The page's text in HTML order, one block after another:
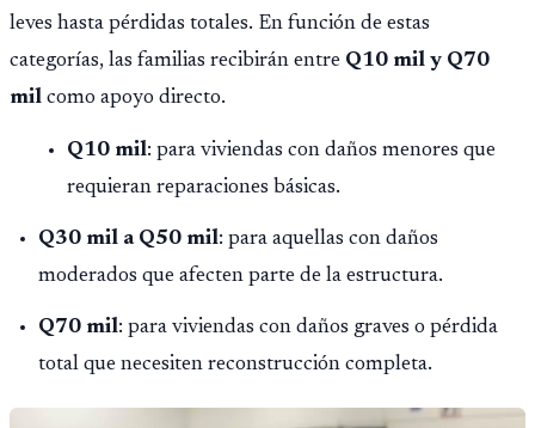
leves hasta pérdidas totales. En función de estas
categorías, las familias recibirán entre Q10 mil y Q70
mil como apoyo directo.
Q10 mil: para viviendas con daños menores que
requieran reparaciones básicas.
Q30 mil a Q50 mil: para aquellas con daños
moderados que afecten parte de la estructura.
Q70 mil: para viviendas con daños graves o pérdida
total que necesiten reconstrucción completa.